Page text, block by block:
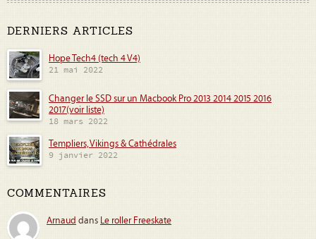
DERNIERS ARTICLES
Hope Tech4 (tech 4 V4)
21 mai 2022
Changer le SSD sur un Macbook Pro 2013 2014 2015 2016
2017(voir liste)
18 mars 2022
Templiers, Vikings & Cathédrales
9 janvier 2022
COMMENTAIRES
Arnaud dans Le roller Freeskate